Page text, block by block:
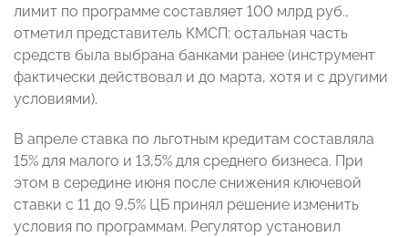
лимит по программе составляет 100 млрд руб.,
отметил представитель КМСП: остальная часть
средств была выбрана банками ранее (инструмент
фактически действовал и до марта, хотя и с другими
условиями).
В апреле ставка по льготным кредитам составляла
15% для малого и 13,5% для среднего бизнеса. При
этом в середине июня после снижения ключевой
ставки с 11 до 9,5% ЦБ принял решение изменить
условия по программам. Регулятор установил